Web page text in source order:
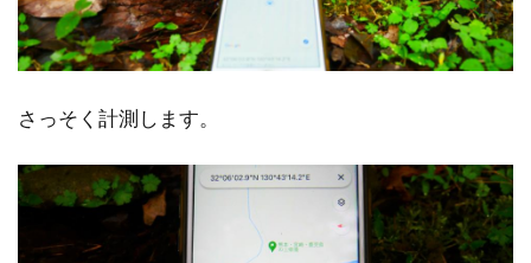
さっそく計測します。